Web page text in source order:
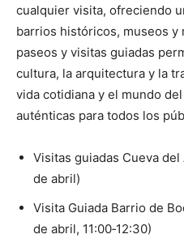
cualquier visita, ofreciendo
barrios históricos, museos y
paseos y visitas guiadas
cultura, la arquitectura y la
vida cotidiana y el mundo
auténticas para todos los
Visitas guiadas Cueva
de abril)
Visita Guiada Barrio de
de abril, 11:00‑12:30)